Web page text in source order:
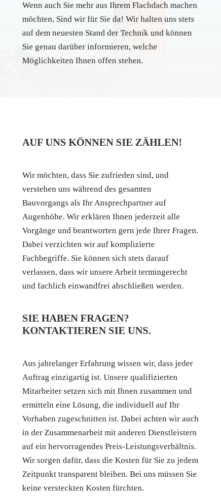
Wenn auch Sie mehr aus Ihrem Flachdach machen
möchten, Sind wir für Sie da! Wir halten uns stets
auf dem neuesten Stand der Technik und können
Sie genau darüber informieren, welche
Möglichkeiten Ihnen offen stehen.
AUF UNS KÖNNEN SIE ZÄHLEN!
Wir möchten, dass Sie zufrieden sind, und
verstehen uns während des gesamten
Bauvorgangs als Ihr Ansprechpartner auf
Augenhöhe. Wir erklären Ihnen jederzeit alle
Vorgänge und beantworten gern jede Ihrer Fragen.
Dabei verzichten wir auf komplizierte
Fachbegriffe. Sie können sich stets darauf
verlassen, dass wir unsere Arbeit termingerecht
und fachlich einwandfrei abschließen werden.
SIE HABEN FRAGEN?
KONTAKTIEREN SIE UNS.
Aus jahrelanger Erfahrung wissen wir, dass jeder
Auftrag einzigartig ist. Unsere qualifizierten
Mitarbeiter setzen sich mit Ihnen zusammen und
ermitteln eine Lösung, die individuell auf Ihr
Vorhaben zugeschnitten ist. Dabei achten wir auch
in der Zusammenarbeit mit anderen Dienstleistern
auf ein hervorragendes Preis-Leistungsverhältnis.
Wir sorgen dafür, dass die Kosten für Sie zu jedem
Zeitpunkt transparent bleiben. Bei uns müssen Sie
keine versteckten Kosten fürchten.